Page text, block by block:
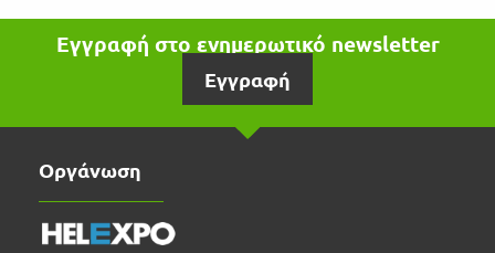
Εγγραφή στο ενημερωτικό newsletter
Εγγραφή
Οργάνωση